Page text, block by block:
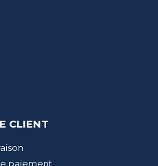
CLIENT
paiement